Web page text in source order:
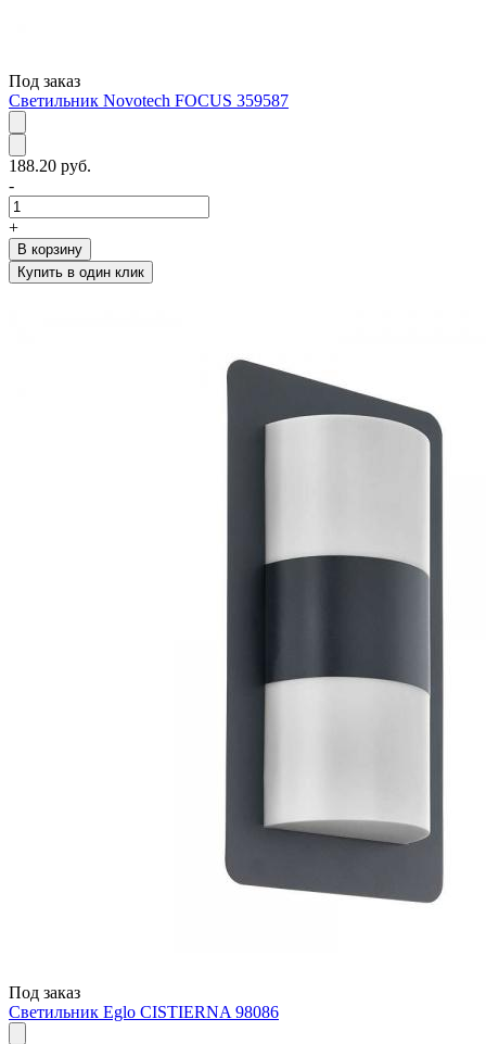
Под заказ
Светильник Novotech FOCUS 359587
188.20 руб.
-
+
В корзину
Купить в один клик
Под заказ
Светильник Eglo CISTIERNA 98086